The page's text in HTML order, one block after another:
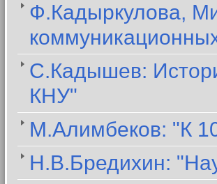
Ф.Кадыркулова,
С.Кадышев:
КНУ"
М.Алимбеков: "К
Н.В.Бредихин: